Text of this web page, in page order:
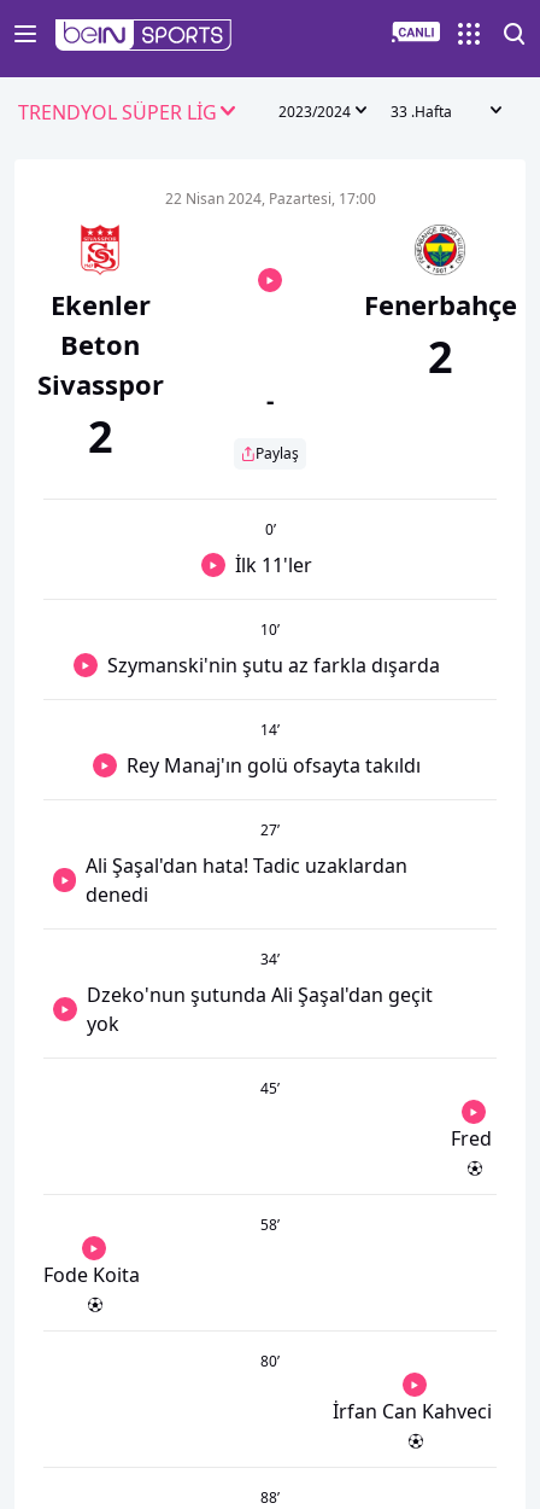
TRENDYOL SÜPER LİG 2023/2024 33 .Hafta
Ekenler
Beton
Sivasspor
2
22 Nisan 2024, Pazartesi, 17:00
-
Paylaş
Fenerbahçe
2
0’
İlk 11'ler
10’
Szymanski'nin şutu az farkla dışarda
14’
Rey Manaj'ın golü ofsayta takıldı
27’
Ali Şaşal'dan hata! Tadic uzaklardan
denedi
34’
Dzeko'nun şutunda Ali Şaşal'dan geçit
yok
45’
Fred
58’
Fode Koita
80’
İrfan Can Kahveci
88’